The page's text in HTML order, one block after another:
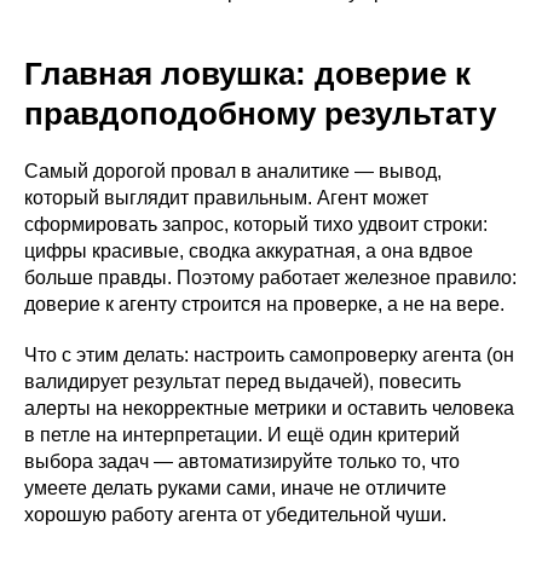
Главная ловушка: доверие к
правдоподобному результату
Самый дорогой провал в аналитике — вывод,
который выглядит правильным. Агент может
сформировать запрос, который тихо удвоит строки:
цифры красивые, сводка аккуратная, а она вдвое
больше правды. Поэтому работает железное правило:
доверие к агенту строится на проверке, а не на вере.
Что с этим делать: настроить самопроверку агента (он
валидирует результат перед выдачей), повесить
алерты на некорректные метрики и оставить человека
в петле на интерпретации. И ещё один критерий
выбора задач — автоматизируйте только то, что
умеете делать руками сами, иначе не отличите
хорошую работу агента от убедительной чуши.